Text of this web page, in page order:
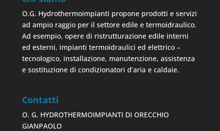
O.G. Hydrothermoimpianti propone prodotti e servizi
ad ampio raggio per il settore edile e termoidraulico.
Ad esempio, opere di ristrutturazione edile interni
ed esterni, impianti termoidraulici ed elettrico –
tecnologico, installazione, manutenzione, assistenza
e sostituzione di condizionatori d’aria e caldaie.
Contatti
O. G. HYDROTHERMOIMPIANTI DI ORECCHIO
GIANPAOLO